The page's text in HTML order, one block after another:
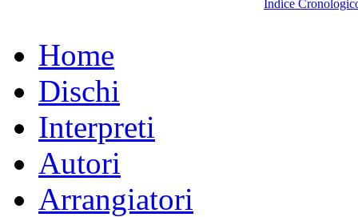
Indice
Home
Dischi
Interpreti
Autori
Arrangiatori